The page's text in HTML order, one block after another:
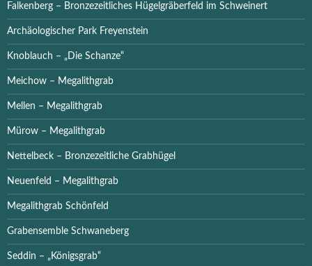
Falkenberg – Bronzezeitliches Hügelgräberfeld im Schweinert
Archäologischer Park Freyenstein
Knoblauch – „Die Schanze“
Meichow – Megalithgrab
Mellen – Megalithgrab
Mürow – Megalithgrab
Nettelbeck – Bronzezeitliche Grabhügel
Neuenfeld – Megalithgrab
Megalithgrab Schönfeld
Grabensemble Schwaneberg
Seddin – „Königsgrab“